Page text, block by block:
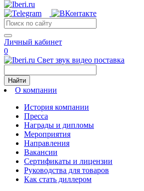
Личный кабинет
0
Свет звук видео поставка
Найти
О компании
История компании
Пресса
Награды и дипломы
Мероприятия
Направления
Вакансии
Сертификаты и лицензии
Руководства для товаров
Как стать диллером